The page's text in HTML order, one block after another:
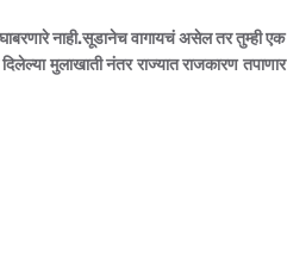
नाही.सूडानेच वागायचं असेल तर तुम्ही एक
मुलाखाती नंतर राज्यात राजकारण तपाणार